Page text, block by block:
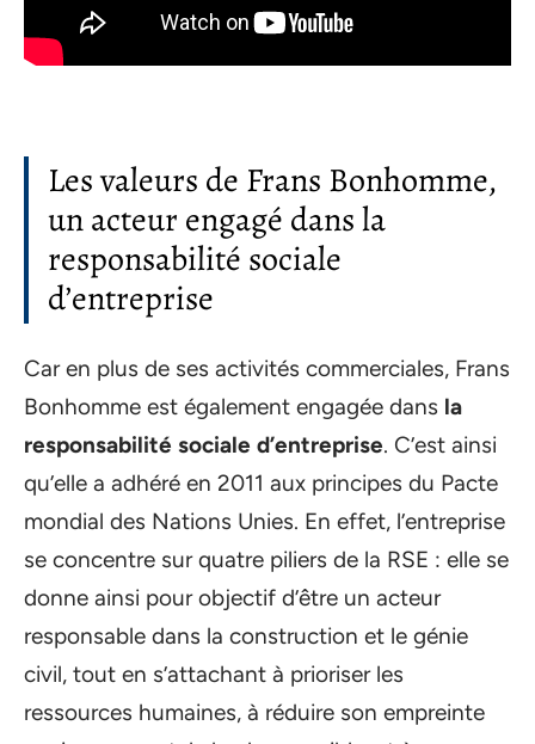
Les valeurs de Frans Bonhomme,
un acteur engagé dans la
responsabilité sociale
d’entreprise
Car en plus de ses activités commerciales, Frans
Bonhomme est également engagée dans la
responsabilité sociale d’entreprise. C’est ainsi
qu’elle a adhéré en 2011 aux principes du Pacte
mondial des Nations Unies. En effet, l’entreprise
se concentre sur quatre piliers de la RSE : elle se
donne ainsi pour objectif d’être un acteur
responsable dans la construction et le génie
civil, tout en s’attachant à prioriser les
ressources humaines, à réduire son empreinte